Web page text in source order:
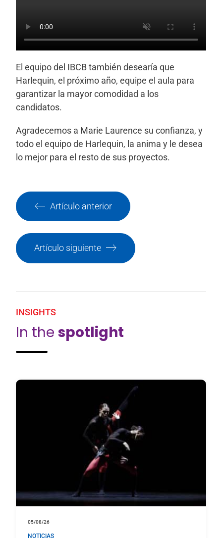
El equipo del IBCB también desearía que
Harlequin, el próximo año, equipe el aula para
garantizar la mayor comodidad a los
candidatos.
Agradecemos a Marie Laurence su confianza, y
todo el equipo de Harlequin, la anima y le desea
lo mejor para el resto de sus proyectos.
Artículo anterior
Artículo siguiente
INSIGHTS
In the spotlight
05/08/26
NOTICIAS